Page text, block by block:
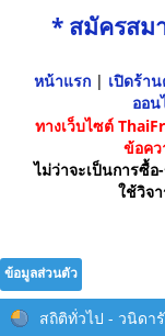
* สมัครสม
หน้าแรก | เปิดร้า
ออน
ทางเว็บไซต์
ข้อคว
ไม่ว่าจะเป็นการซื้
ใช้วิจ
ข้อมูลส่วนตัว
สถิติทั่วไป - วนิดา